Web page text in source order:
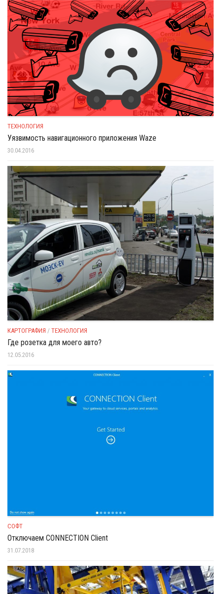
ТЕХНОЛОГИЯ
Уязвимость навигационного приложения Waze
30.04.2016
КАРТОГРАФИЯ / ТЕХНОЛОГИЯ
Где розетка для моего авто?
12.05.2016
СОФТ
Отключаем CONNECTION Client
31.07.2018